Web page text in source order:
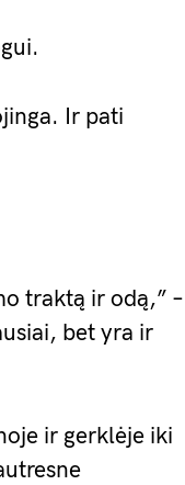
Ir pati
traktą ir odą,” –
bet yra ir
ir gerklėje iki